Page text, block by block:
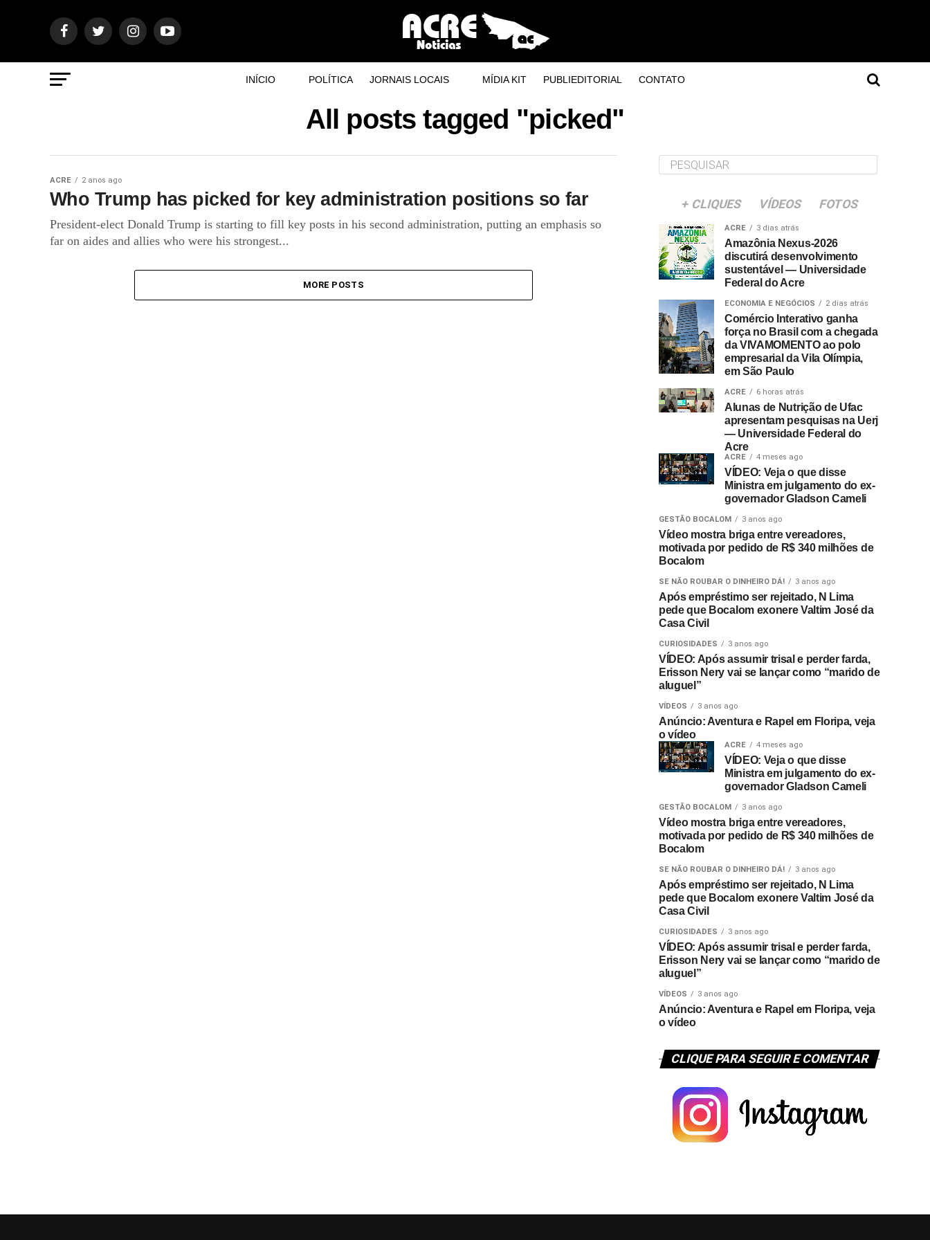
INÍCIO POLÍTICA JORNAIS LOCAIS MÍDIA KIT PUBLIEDITORIAL CONTATO
All posts tagged "picked"
ACRE 2 anos ago
Who Trump has picked for key administration positions so far
President-elect Donald Trump is starting to fill key posts in his second administration, putting an emphasis so
far on aides and allies who were his strongest...
MORE POSTS
+ CLIQUES VÍDEOS FOTOS
ACRE 3 dias atrás
Amazônia Nexus-2026
discutirá desenvolvimento
sustentável — Universidade
Federal do Acre
ECONOMIA E NEGÓCIOS 2 dias atrás
Comércio Interativo ganha
força no Brasil com a chegada
da VIVAMOMENTO ao polo
empresarial da Vila Olímpia,
em São Paulo
ACRE 6 horas atrás
Alunas de Nutrição de Ufac
apresentam pesquisas na Uerj
— Universidade Federal do
Acre
ACRE 4 meses ago
VÍDEO: Veja o que disse
Ministra em julgamento do ex-
governador Gladson Cameli
GESTÃO BOCALOM 3 anos ago
Vídeo mostra briga entre vereadores,
motivada por pedido de R$ 340 milhões de
Bocalom
SE NÃO ROUBAR O DINHEIRO DÁ! 3 anos ago
Após empréstimo ser rejeitado, N Lima
pede que Bocalom exonere Valtim José da
Casa Civil
CURIOSIDADES 3 anos ago
VÍDEO: Após assumir trisal e perder farda,
Erisson Nery vai se lançar como “marido de
aluguel”
VÍDEOS 3 anos ago
Anúncio: Aventura e Rapel em Floripa, veja
o vídeo
ACRE 4 meses ago
VÍDEO: Veja o que disse
Ministra em julgamento do ex-
governador Gladson Cameli
GESTÃO BOCALOM 3 anos ago
Vídeo mostra briga entre vereadores,
motivada por pedido de R$ 340 milhões de
Bocalom
SE NÃO ROUBAR O DINHEIRO DÁ! 3 anos ago
Após empréstimo ser rejeitado, N Lima
pede que Bocalom exonere Valtim José da
Casa Civil
CURIOSIDADES 3 anos ago
VÍDEO: Após assumir trisal e perder farda,
Erisson Nery vai se lançar como “marido de
aluguel”
VÍDEOS 3 anos ago
Anúncio: Aventura e Rapel em Floripa, veja
o vídeo
CLIQUE PARA SEGUIR E COMENTAR